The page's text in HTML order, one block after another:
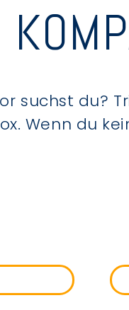
suchst du?
Wenn du